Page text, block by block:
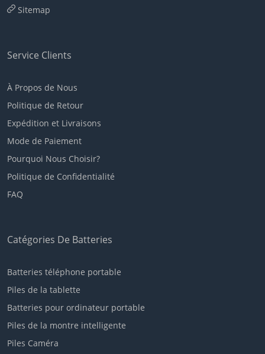
Sitemap
Service Clients
À Propos de Nous
Politique de Retour
Expédition et Livraisons
Mode de Paiement
Pourquoi Nous Choisir?
Politique de Confidentialité
FAQ
Catégories De Batteries
Batteries téléphone portable
Piles de la tablette
Batteries pour ordinateur portable
Piles de la montre intelligente
Piles Caméra